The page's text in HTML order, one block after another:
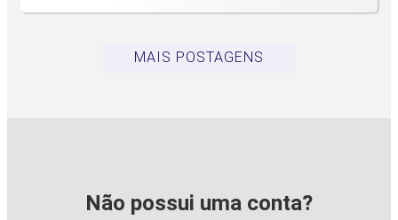
MAIS POSTAGENS
Não possui uma conta?